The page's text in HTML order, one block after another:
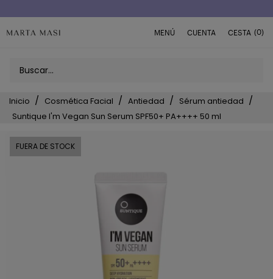
MENÚ CUENTA CESTA (0)
Inicio Cosmética Facial Antiedad
Sérum antiedad
Suntique I'm Vegan Sun Serum SPF50+ PA++++ 50 ml
FUERA DE STOCK